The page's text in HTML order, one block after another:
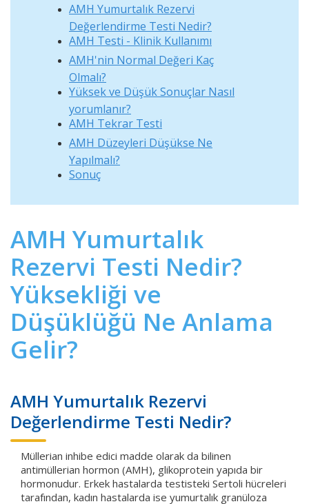
AMH Yumurtalık Rezervi
Değerlendirme Testi Nedir?
AMH Testi - Klinik Kullanımı
AMH'nin Normal Değeri Kaç
Olmalı?
Yüksek ve Düşük Sonuçlar Nasıl
yorumlanır?
AMH Tekrar Testi
AMH Düzeyleri Düşükse Ne
Yapılmalı?
Sonuç
AMH Yumurtalık
Rezervi Testi Nedir?
Yüksekliği ve
Düşüklüğü Ne Anlama
Gelir?
AMH Yumurtalık Rezervi
Değerlendirme Testi Nedir?
Müllerian inhibe edici madde olarak da bilinen
antimüllerian hormon (AMH), glikoprotein yapıda bir
hormonudur. Erkek hastalarda testisteki Sertoli hücreleri
tarafından, kadın hastalarda ise yumurtalık granüloza